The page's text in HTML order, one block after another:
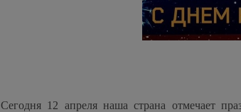
Сегодня 12 апреля наша страна отмечает